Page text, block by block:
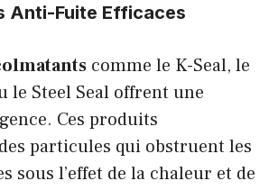
Anti-Fuite Efficaces
comme le K-Seal, le
le Steel Seal offrent une
Ces produits
particules qui obstruent les
sous l’effet de la chaleur et de